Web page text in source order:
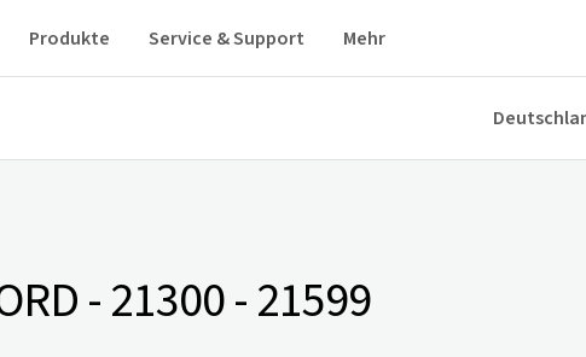
Produkte Service & Support Mehr
- 21300 - 21599